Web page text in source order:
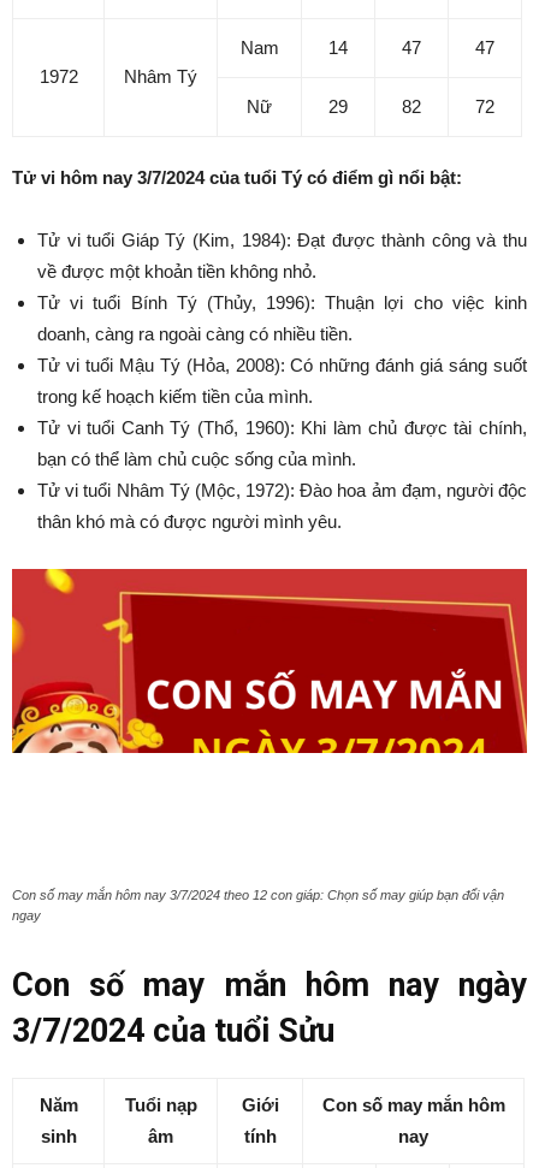
1972 Nhâm Tý
Nam 14 47 47
Nữ 29 82 72
Tử vi hôm nay 3/7/2024 của tuổi Tý có điểm gì nổi bật:
Tử vi tuổi Giáp Tý (Kim, 1984): Đạt được thành công và thu
về được một khoản tiền không nhỏ.
Tử vi tuổi Bính Tý (Thủy, 1996): Thuận lợi cho việc kinh
doanh, càng ra ngoài càng có nhiều tiền.
Tử vi tuổi Mậu Tý (Hỏa, 2008): Có những đánh giá sáng suốt
trong kế hoạch kiếm tiền của mình.
Tử vi tuổi Canh Tý (Thổ, 1960): Khi làm chủ được tài chính,
bạn có thể làm chủ cuộc sống của mình.
Tử vi tuổi Nhâm Tý (Mộc, 1972): Đào hoa ảm đạm, người độc
thân khó mà có được người mình yêu.
Con số may mắn hôm nay 3/7/2024 theo 12 con giáp: Chọn số may giúp bạn đổi vận
ngay
Con số may mắn hôm nay ngày
3/7/2024 của tuổi Sửu
Năm
sinh
Tuổi nạp
âm
Giới
tính
Con số may mắn hôm
nay